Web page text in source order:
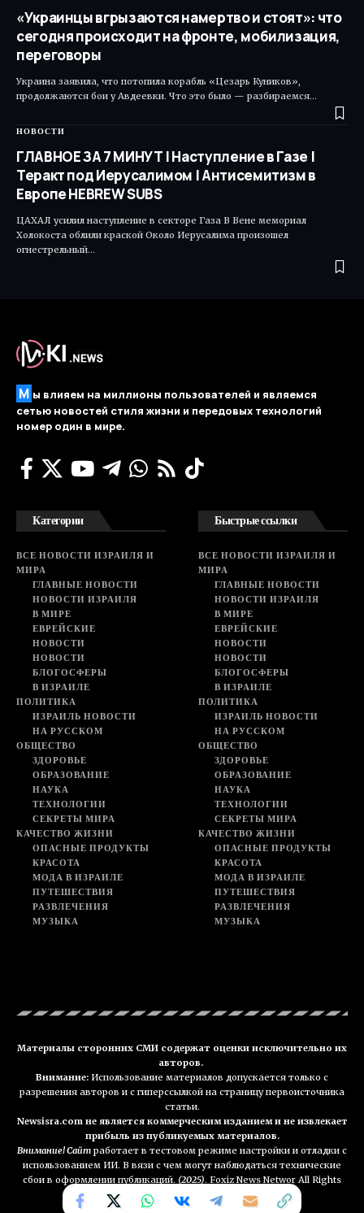
«Украинцы вгрызаются намертво и стоят»: что
сегодня происходит на фронте, мобилизация,
переговоры
Украина заявила, что потопила корабль «Цезарь Куников»,
продолжаются бои у Авдеевки. Что это было — разбираемся…
НОВОСТИ
ГЛАВНОЕ ЗА 7 МИНУТ | Наступление в Газе |
Теракт под Иерусалимом | Антисемитизм в
Европе HEBREW SUBS
ЦАХАЛ усилил наступление в секторе Газа В Вене мемориал
Холокоста облили краской Около Иерусалима произошел
огнестрельный…
М ы влияем на миллионы пользователей и являемся
сетью новостей стиля жизни и передовых технологий
номер один в мире.
Категории
ВСЕ НОВОСТИ ИЗРАИЛЯ И
МИРА
ГЛАВНЫЕ НОВОСТИ
НОВОСТИ ИЗРАИЛЯ
В МИРЕ
ЕВРЕЙСКИЕ
НОВОСТИ
НОВОСТИ
БЛОГОСФЕРЫ
В ИЗРАИЛЕ
ПОЛИТИКА
ИЗРАИЛЬ НОВОСТИ
НА РУССКОМ
ОБЩЕСТВО
ЗДОРОВЬЕ
ОБРАЗОВАНИЕ
НАУКА
ТЕХНОЛОГИИ
СЕКРЕТЫ МИРА
КАЧЕСТВО ЖИЗНИ
ОПАСНЫЕ ПРОДУКТЫ
КРАСОТА
МОДА В ИЗРАИЛЕ
ПУТЕШЕСТВИЯ
РАЗВЛЕЧЕНИЯ
МУЗЫКА
Быстрые ссылки
ВСЕ НОВОСТИ ИЗРАИЛЯ И
МИРА
ГЛАВНЫЕ НОВОСТИ
НОВОСТИ ИЗРАИЛЯ
В МИРЕ
ЕВРЕЙСКИЕ
НОВОСТИ
НОВОСТИ
БЛОГОСФЕРЫ
В ИЗРАИЛЕ
ПОЛИТИКА
ИЗРАИЛЬ НОВОСТИ
НА РУССКОМ
ОБЩЕСТВО
ЗДОРОВЬЕ
ОБРАЗОВАНИЕ
НАУКА
ТЕХНОЛОГИИ
СЕКРЕТЫ МИРА
КАЧЕСТВО ЖИЗНИ
ОПАСНЫЕ ПРОДУКТЫ
КРАСОТА
МОДА В ИЗРАИЛЕ
ПУТЕШЕСТВИЯ
РАЗВЛЕЧЕНИЯ
МУЗЫКА
Материалы сторонних СМИ содержат оценки исключительно их
авторов.
Внимание: Использование материалов допускается только с
разрешения авторов и с гиперссылкой на страницу первоисточника
статьи.
Newsisra.com не является коммерческим изданием и не извлекает
прибыль из публикуемых материалов.
Внимание! Сайт работает в тестовом режиме настройки и отладки с
использованием ИИ. В вязи с чем могут наблюдаться технические
сбои в оформлении публикаций. (2025). Foxiz News Networ All Rights
Reserved. NEWSisra.com